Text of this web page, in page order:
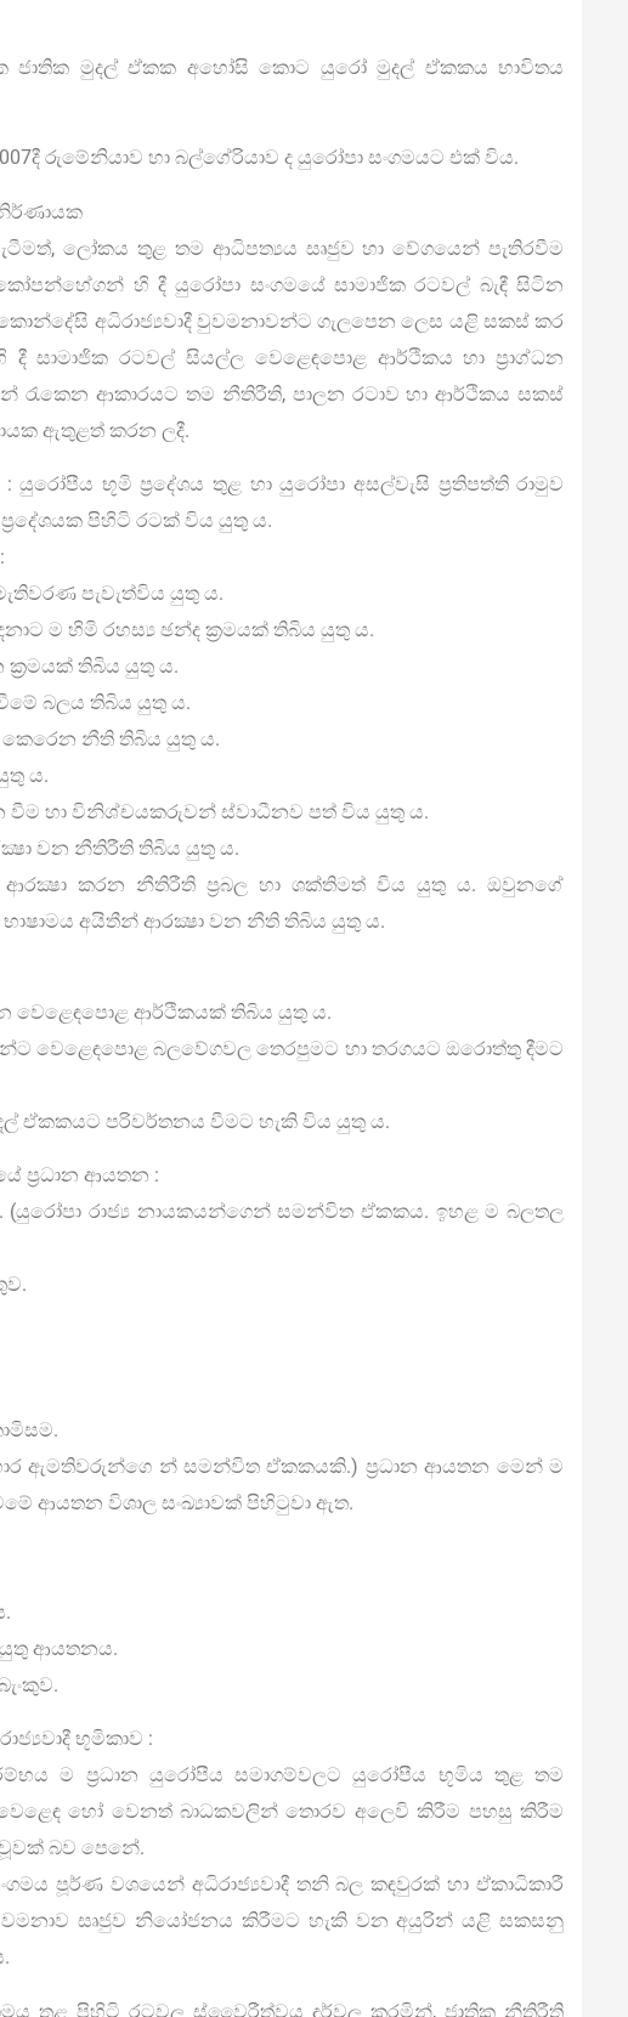
ජාතික මුදල් ඒකක අහෝසි කොට යුරෝ මුදල් ඒකකය භාවිතය
රුමේනියාව හා බල්ගේරියාව ද යුරෝපා සංගමයට එක් විය.
ලෝකය තුළ තම ආධිපත්‍යය සෘජුව හා වේගයෙන් පැතිරවීම
හි දී යුරෝපා සංගමයේ සාමාජික රටවල් බැඳී සිටින
අධිරාජ්‍යවාදී වුවමනාවන්ට ගැලපෙන ලෙස යළි සකස් කර
සාමාජික රටවල් සියල්ල වෙළෙඳපොළ ආර්ථිකය හා ප‍්‍රාග්ධන
රැකෙන ආකාරයට තම නීතිරීති, පාලන රටාව හා ආර්ථිකය සකස්
ඇතුළත් කරන ලදී.
භූමි ප‍්‍රදේශය තුළ හා යුරෝපා අසල්වැසි ප‍්‍රතිපත්ති රාමුව
පිහිටි රටක් විය යුතු ය.
පැවැත්විය යුතු ය.
ම හිමි රහස්‍ය ඡන්ද ක‍්‍රමයක් තිබිය යුතු ය.
ක‍්‍රමයක් තිබිය යුතු ය.
බලය තිබිය යුතු ය.
කෙරෙන නීති තිබිය යුතු ය.
ය.
වීම හා විනිශ්චයකරුවන් ස්වාධීනව පත් විය යුතු ය.
වන නීතිරීති තිබිය යුතු ය.
ආරක්‍ෂා කරන නීතිරීති ප‍්‍රබල හා ශක්තිමත් විය යුතු ය. ඔවුනගේ
භාෂාමය අයිතීන් ආරක්‍ෂා වන නීති තිබිය යුතු ය.
වෙළෙඳපොළ ආර්ථිකයක් තිබිය යුතු ය.
වෙළෙඳපොළ බලවේගවල තෙරපුමට හා තරගයට ඔරොත්තු දීමට
ඒකකයට පරිවර්තනය වීමට හැකි විය යුතු ය.
ප‍්‍රධාන ආයතන :
(යුරෝපා රාජ්‍ය නායකයන්ගෙන් සමන්විත ඒකකය. ඉහළ ම බලතල
ඇමතිවරුන්ගෙ න් සමන්විත ඒකකයකි.) ප‍්‍රධාන ආයතන මෙන් ම
ආයතන විශාල සංඛ්‍යාවක් පිහිටුවා ඇත.
ආයතනය.
භූමිකාව :
ම ප‍්‍රධාන යුරෝපීය සමාගම්වලට යුරෝපීය භූමිය තුළ තම
හෝ වෙනත් බාධකවලින් තොරව අලෙවි කිරීම පහසු කිරීම
බව පෙනේ.
පූර්ණ වශයෙන් අධිරාජ්‍යවාදී තනි බල කඳවුරක් හා ඒකාධිකාරී
සෘජුව නියෝජනය කිරීමට හැකි වන අයුරින් යළි සකසනු
තුළ පිහිටි රටවල ස්වෛරීත්වය දුර්වල කරමින්, ජාතික නීතිරීති